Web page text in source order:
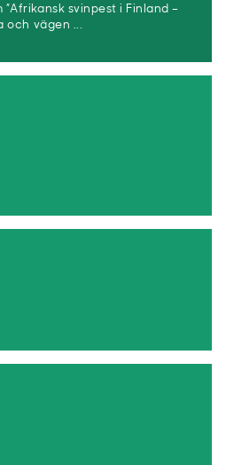
svinpest i Finland –
och vägen ...